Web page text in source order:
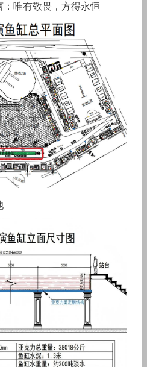
唯有敬畏，方得永恒